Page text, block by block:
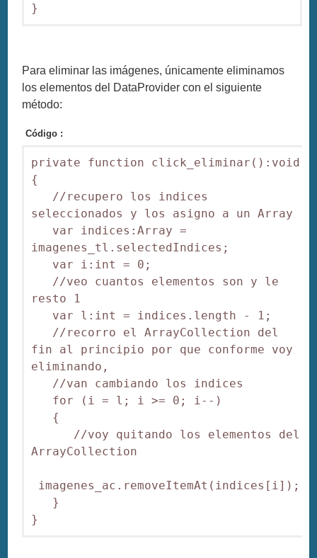
}
Para eliminar las imágenes, únicamente eliminamos
los elementos del DataProvider con el siguiente
método:
Código :
private function click_eliminar():void
{
//recupero los indices
seleccionados y los asigno a un Array
var indices:Array =
imagenes_tl.selectedIndices;
var i:int = 0;
//veo cuantos elementos son y le
resto 1
var l:int = indices.length - 1;
//recorro el ArrayCollection del
fin al principio por que conforme voy
eliminando,
//van cambiando los indices
for (i = l; i >= 0; i--)
{
//voy quitando los elementos del
ArrayCollection
imagenes_ac.removeItemAt(indices[i]);
}
}